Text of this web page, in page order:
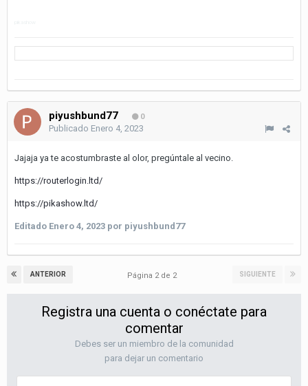
piyushbund77 0
Publicado Enero 4, 2023
Jajaja ya te acostumbraste al olor, pregúntale al vecino.
https://routerlogin.ltd/
https://pikashow.ltd/
Editado Enero 4, 2023 por piyushbund77
ANTERIOR SIGUIENTE
Página 2 de 2
Registra una cuenta o conéctate para
comentar
Debes ser un miembro de la comunidad
para dejar un comentario